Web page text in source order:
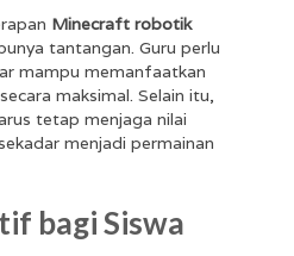
Minecraft robotik
tantangan. Guru perlu
mampu memanfaatkan
maksimal. Selain itu,
tetap menjaga nilai
menjadi permainan
bagi Siswa